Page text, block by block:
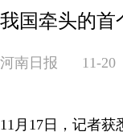
我国牵头的首
河南日报 11-20
11月17日，记者